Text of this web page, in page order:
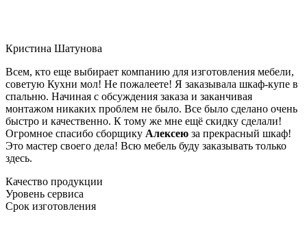
Кристина Шатунова
Всем, кто еще выбирает компанию для изготовления мебели,
советую Кухни мол! Не пожалеете! Я заказывала шкаф-купе в
спальню. Начиная с обсуждения заказа и заканчивая
монтажом никаких проблем не было. Все было сделано очень
быстро и качественно. К тому же мне ещё скидку сделали!
Огромное спасибо сборщику Алексею за прекрасный шкаф!
Это мастер своего дела! Всю мебель буду заказывать только
здесь.
Качество продукции
Уровень сервиса
Срок изготовления